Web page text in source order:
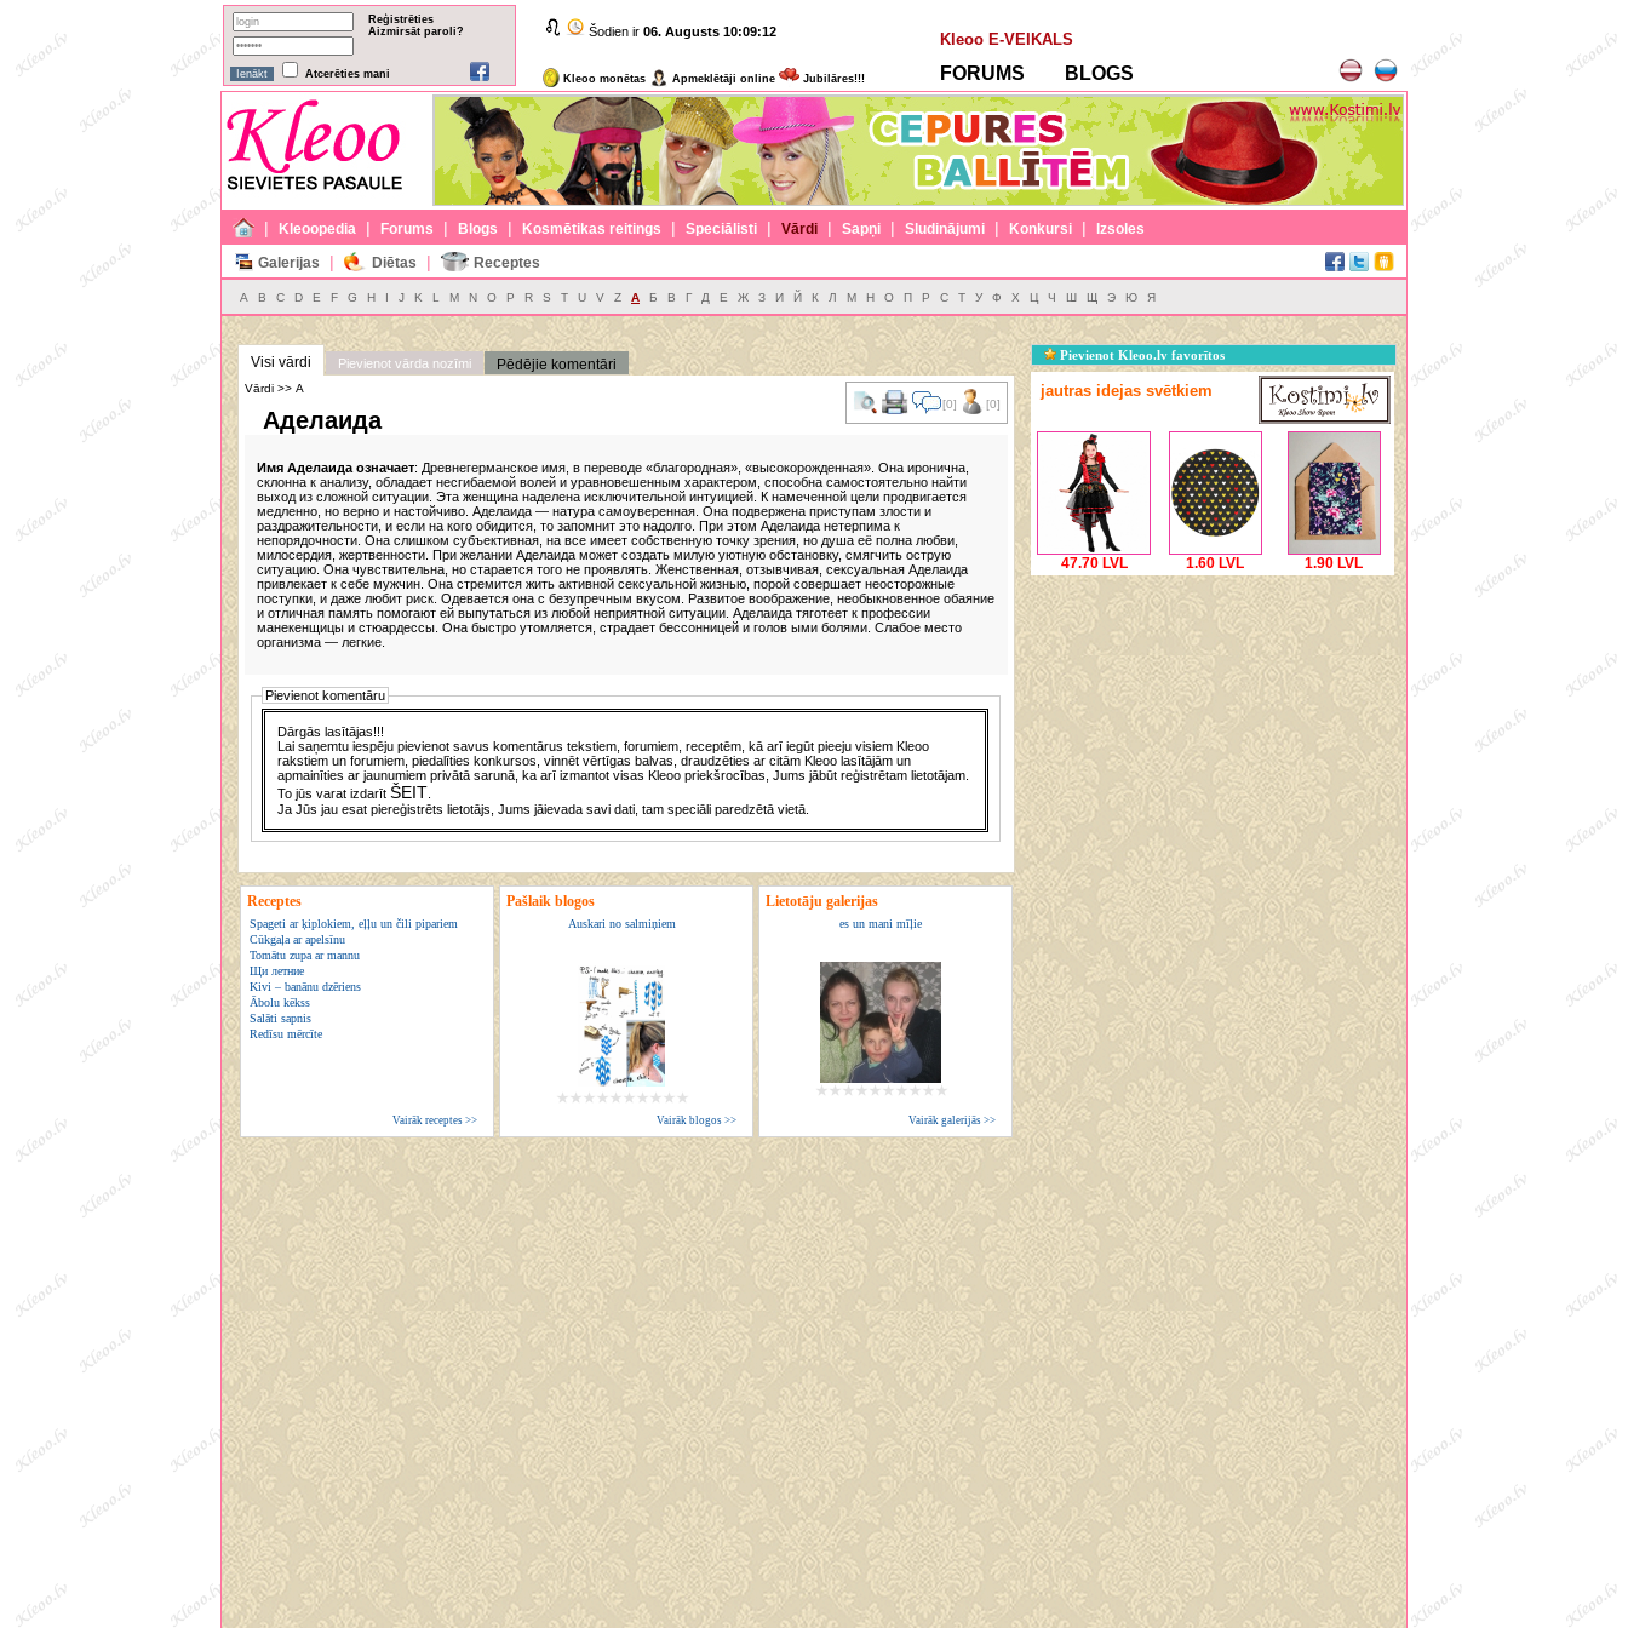
Reģistrēties
Aizmirsāt paroli?
Atcerēties mani
Šodien ir 06. Augusts 10:09:12
Kleoo monētas Apmeklētāji online Jubilāres!!!
Kleoo E-VEIKALS
FORUMS BLOGS
| Kleoopedia | Forums | Blogs | Kosmētikas reitings | Speciālisti | Vārdi | Sapņi | Sludinājumi | Konkursi |
Izsoles
Galerijas
| Diētas | Receptes
A B C D E F G H I J K L M N O P R S T U V Z А Б В Г Д Е Ж З И Й К Л М Н О П Р С Т У Ф Х Ц Ч Ш Щ Э Ю Я
Visi vārdi Pievienot vārda nozīmi Pēdējie komentāri
[0] [0]
Vārdi >> А
Аделаида
Имя Аделаида означает: Древнегерманское имя, в переводе «благородная», «высокорожденная». Она иронична,
склонна к анализу, обладает несгибаемой волей и уравновешенным характером, способна самостоятельно найти
выход из сложной ситуации. Эта женщина наделена исключительной интуицией. К намеченной цели продвигается
медленно, но верно и настойчиво. Аделаида — натура самоуверенная. Она подвержена приступам злости и
раздражительности, и если на кого обидится, то запомнит это надолго. При этом Аделаида нетерпима к
непорядочности. Она слишком субъективная, на все имеет собственную точку зрения, но душа её полна любви,
милосердия, жертвенности. При желании Аделаида может создать милую уютную обстановку, смягчить острую
ситуацию. Она чувствительна, но старается того не проявлять. Женственная, отзывчивая, сексуальная Аделаида
привлекает к себе мужчин. Она стремится жить активной сексуальной жизнью, порой совершает неосторожные
поступки, и даже любит риск. Одевается она с безупречным вкусом. Развитое воображение, необыкновенное обаяние
и отличная память помогают ей выпутаться из любой неприятной ситуации. Аделаида тяготеет к профессии
манекенщицы и стюардессы. Она быстро утомляется, страдает бессонницей и голов ыми болями. Слабое место
организма — легкие.
Pievienot komentāru
Dārgās lasītājas!!!
Lai saņemtu iespēju pievienot savus komentārus tekstiem, forumiem, receptēm, kā arī iegūt pieeju visiem Kleoo
rakstiem un forumiem, piedalīties konkursos, vinnēt vērtīgas balvas, draudzēties ar citām Kleoo lasītājām un
apmainīties ar jaunumiem privātā sarunā, ka arī izmantot visas Kleoo priekšrocības, Jums jābūt reģistrētam lietotājam.
To jūs varat izdarītŠEIT
Ja Jūs jau esat piereģistrēts lietotājs, Jums jāievada savi dati, tam speciāli paredzētā vietā.
Receptes
Spageti ar ķiplokiem, eļļu un čili pipariem
Cūkgaļa ar apelsīnu
Tomātu zupa ar mannu
Щи летние
Kivi – banānu dzēriens
Ābolu kēkss
Salāti sapnis
Redīsu mērcīte
Vairāk receptes >>
Pašlaik blogos
Auskari no salmiņiem
Vairāk blogos >>
Lietotāju galerijas
es un mani mīļie
Vairāk galerijās >>
Pievienot Kleoo.lv favorītos
jautras idejas svētkiem
47.70 LVL 1.60 LVL 1.90 LVL